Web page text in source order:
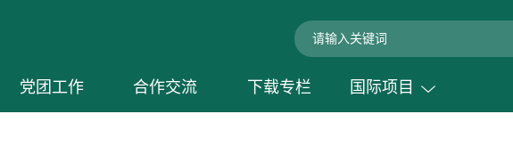
党团工作 合作交流 下载专栏 国际项目